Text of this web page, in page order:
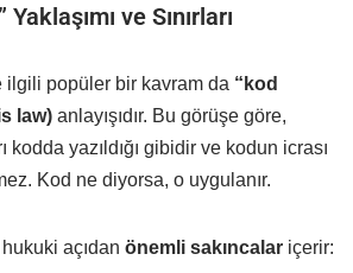
ve Sınırları
ilgili popüler bir kavram da “kod
law) anlayışıdır. Bu görüşe göre,
kodda yazıldığı gibidir ve kodun icrası
Kod ne diyorsa, o uygulanır.
açıdan önemli sakıncalar içerir: